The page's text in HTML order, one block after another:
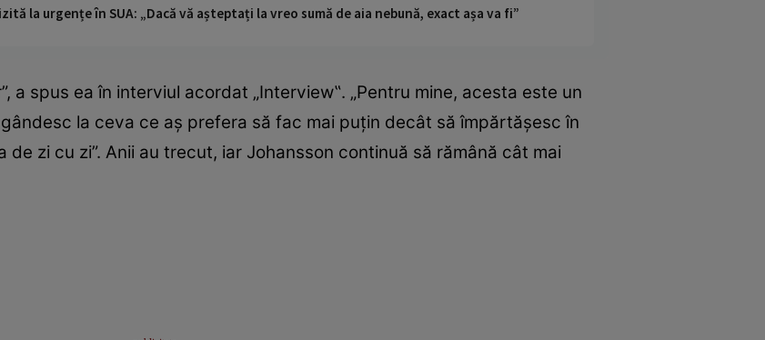
la urgențe în SUA: „Dacă vă așteptați la vreo sumă de aia nebună, exact așa va fi”
a spus ea în interviul acordat „Interview‟. „Pentru mine, acesta este un
la ceva ce aş prefera să fac mai puţin decât să împărtăşesc în
zi cu zi”. Anii au trecut, iar Johansson continuă să rămână cât mai